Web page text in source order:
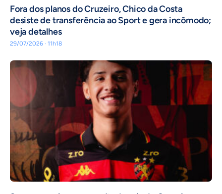
Fora dos planos do Cruzeiro, Chico da Costa
desiste de transferência ao Sport e gera incômodo;
veja detalhes
29/07/2026 · 11h18